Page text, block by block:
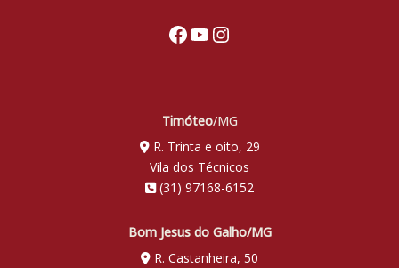
Facebook
Youtube
Instagram
Timóteo/MG
R. Trinta e oito, 29
Vila dos Técnicos
(31) 97168-6152
Bom Jesus do Galho/MG
R. Castanheira, 50